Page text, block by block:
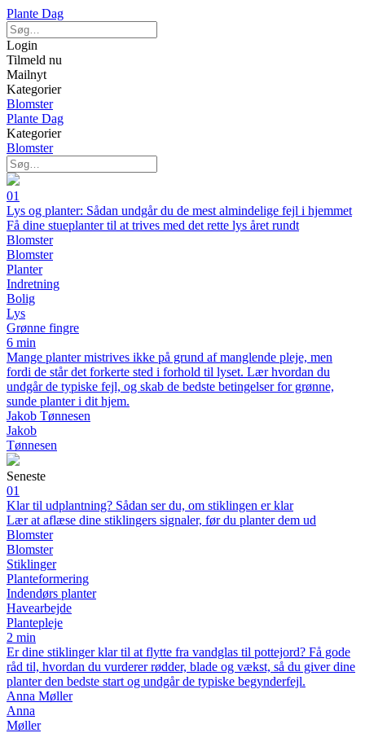
Plante Dag
Login
Tilmeld nu
Mailnyt
Kategorier
Blomster
Plante Dag
Kategorier
Blomster
01
Lys og planter: Sådan undgår du de mest almindelige fejl i hjemmet
Få dine stueplanter til at trives med det rette lys året rundt
Blomster
Blomster
Planter
Indretning
Bolig
Lys
Grønne fingre
6 min
Mange planter mistrives ikke på grund af manglende pleje, men
fordi de står det forkerte sted i forhold til lyset. Lær hvordan du
undgår de typiske fejl, og skab de bedste betingelser for grønne,
sunde planter i dit hjem.
Jakob Tønnesen
Jakob
Tønnesen
Seneste
01
Klar til udplantning? Sådan ser du, om stiklingen er klar
Lær at aflæse dine stiklingers signaler, før du planter dem ud
Blomster
Blomster
Stiklinger
Planteformering
Indendørs planter
Havearbejde
Plantepleje
2 min
Er dine stiklinger klar til at flytte fra vandglas til pottejord? Få gode
råd til, hvordan du vurderer rødder, blade og vækst, så du giver dine
planter den bedste start og undgår de typiske begynderfejl.
Anna Møller
Anna
Møller